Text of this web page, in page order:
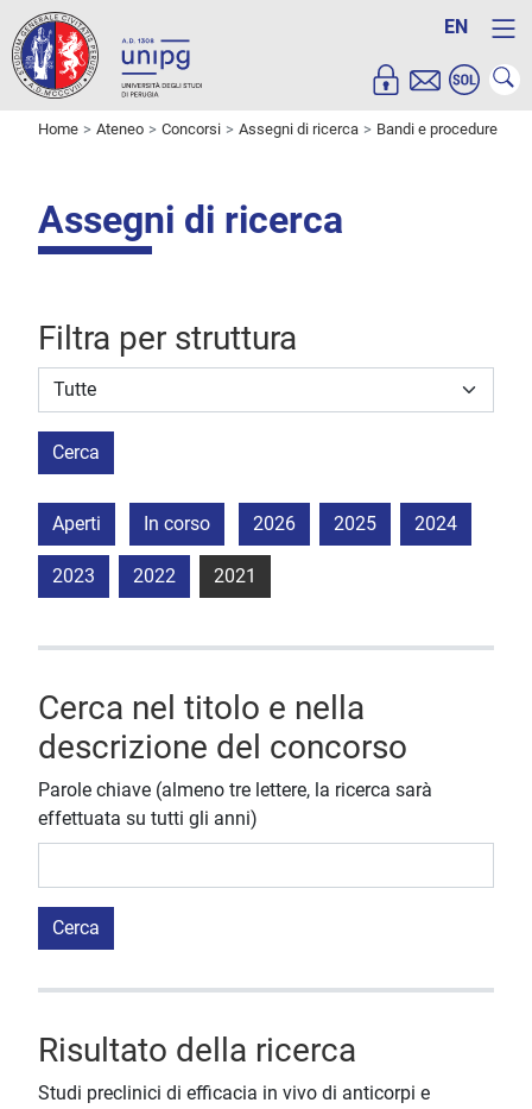
EN
Home Ateneo Concorsi Assegni di ricerca Bandi e procedure
Assegni di ricerca
Filtra per struttura
Struttura stipulante
Cerca
Aperti In corso 2026 2025 2024
2023 2022 2021
Cerca nel titolo e nella
descrizione del concorso
Parole chiave (almeno tre lettere, la ricerca sarà
effettuata su tutti gli anni)
Cerca
Risultato della ricerca
Studi preclinici di efficacia in vivo di anticorpi e